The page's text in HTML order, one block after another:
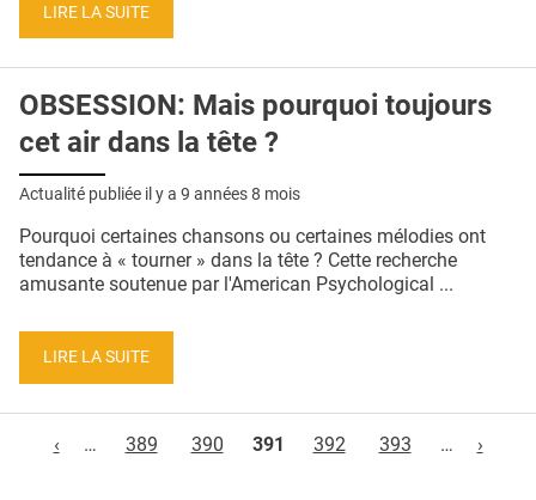
LIRE LA SUITE
OBSESSION: Mais pourquoi toujours
cet air dans la tête ?
Actualité publiée il y a 9 années 8 mois
Pourquoi certaines chansons ou certaines mélodies ont
tendance à « tourner » dans la tête ? Cette recherche
amusante soutenue par l'American Psychological ...
LIRE LA SUITE
‹
… 389 390 391 392 393 … ›